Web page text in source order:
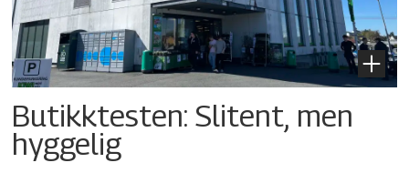
Butikktesten: Slitent, men
hyggelig